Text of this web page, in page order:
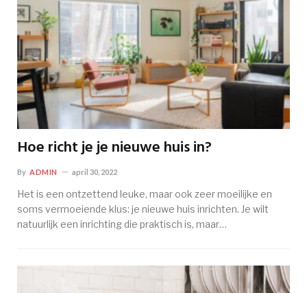
Hoe richt je je nieuwe huis in?
By ADMIN april 30, 2022
Het is een ontzettend leuke, maar ook zeer moeilijke en
soms vermoeiende klus: je nieuwe huis inrichten. Je wilt
natuurlijk een inrichting die praktisch is, maar…